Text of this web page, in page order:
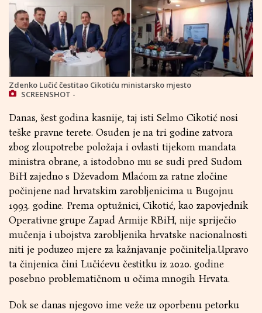
Zdenko Lučić čestitao Cikotiću ministarsko mjesto
SCREENSHOT -
Danas, šest godina kasnije, taj isti Selmo Cikotić nosi
teške pravne terete. Osuđen je na tri godine zatvora
zbog zloupotrebe položaja i ovlasti tijekom mandata
ministra obrane, a istodobno mu se sudi pred Sudom
BiH zajedno s Dževadom Mlaćom za ratne zločine
počinjene nad hrvatskim zarobljenicima u Bugojnu
1993. godine. Prema optužnici, Cikotić, kao zapovjednik
Operativne grupe Zapad Armije RBiH, nije spriječio
mučenja i ubojstva zarobljenika hrvatske nacionalnosti
niti je poduzeo mjere za kažnjavanje počinitelja.Upravo
ta činjenica čini Lučićevu čestitku iz 2020. godine
posebno problematičnom u očima mnogih Hrvata.
Dok se danas njegovo ime veže uz oporbenu petorku